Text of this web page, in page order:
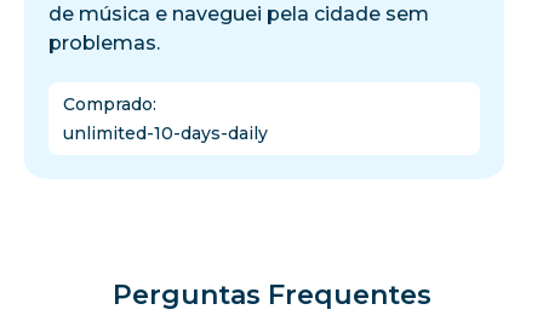
de música e naveguei pela cidade sem
problemas.
Comprado:
unlimited-10-days-daily
Perguntas Frequentes